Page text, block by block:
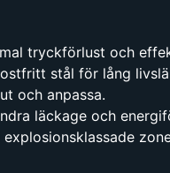
tryckförlust och
stål för lång
och anpassa.
läckage och